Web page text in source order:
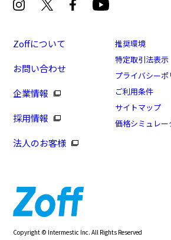
カートに
Zoffについて
お問い合わせ
企業情報
採用情報
法人のお客様
推奨環境
特定取引法表示
プライバシーポ
ご利用条件
サイトマップ
価格シミュレー
Copyright © Intermestic Inc. All Rights Reserved